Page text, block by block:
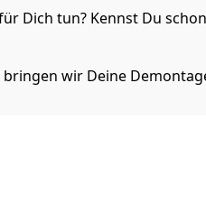
Dich tun? Kennst Du
wir Deine